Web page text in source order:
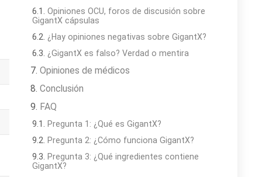
Opiniones OCU, foros de discusión sobre
GigantX cápsulas
¿Hay opiniones negativas sobre GigantX?
¿GigantX es falso? Verdad o mentira
Opiniones de médicos
Conclusión
FAQ
Pregunta 1: ¿Qué es GigantX?
Pregunta 2: ¿Cómo funciona GigantX?
Pregunta 3: ¿Qué ingredientes contiene
GigantX?